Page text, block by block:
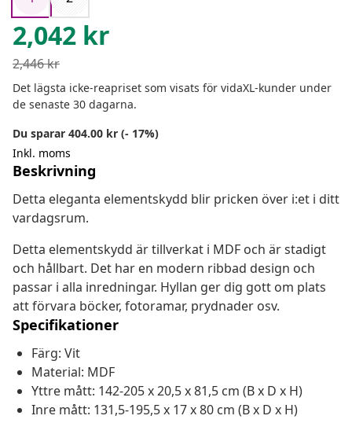
2,042 kr
2,446kr
Det lägsta icke-reapriset som visats för vidaXL-kunder under
de senaste 30 dagarna.
Du sparar 404.00 kr (- 17%)
Inkl. moms
Beskrivning
Detta eleganta elementskydd blir pricken över i:et i ditt
vardagsrum.
Detta elementskydd är tillverkat i MDF och är stadigt
och hållbart. Det har en modern ribbad design och
passar i alla inredningar. Hyllan ger dig gott om plats
att förvara böcker, fotoramar, prydnader osv.
Specifikationer
Färg: Vit
Material: MDF
Yttre mått: 142-205 x 20,5 x 81,5 cm (B x D x H)
Inre mått: 131,5-195,5 x 17 x 80 cm (B x D x H)